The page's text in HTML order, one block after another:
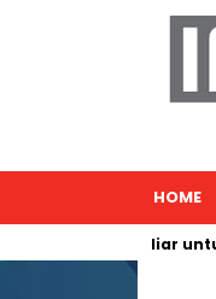
HOME
Rp400 Miliar untuk